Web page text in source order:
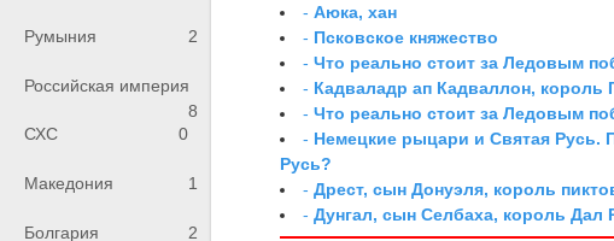
Румыния 2
Российская империя
8
СХС
0
Македония 1
Болгария 2
-Аюка, хан
- Псковское княжество
-Что реально стоит за Ледовым
- Кадваладр ап Кадваллон, король
-Что реально стоит за Ледовым
- Немецкие рыцари и Святая Русь.
Русь?
-Дрест, сын Донуэля, король
-Дунгал, сын Селбаха, король Дал